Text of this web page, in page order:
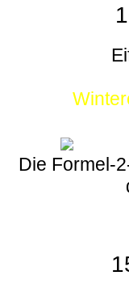
Die Formel-